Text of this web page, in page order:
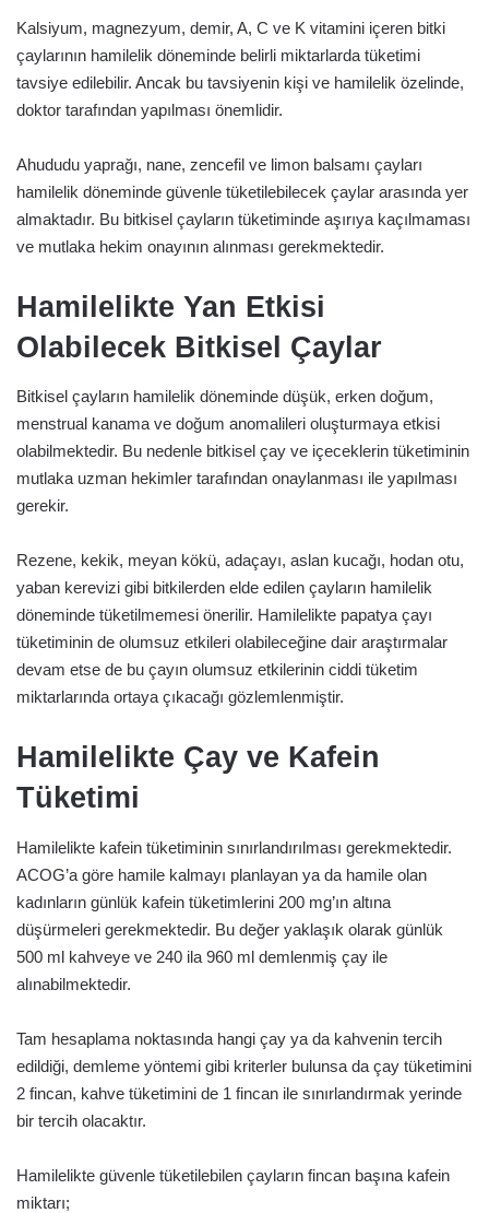
Kalsiyum, magnezyum, demir, A, C ve K vitamini içeren bitki
çaylarının hamilelik döneminde belirli miktarlarda tüketimi
tavsiye edilebilir. Ancak bu tavsiyenin kişi ve hamilelik özelinde,
doktor tarafından yapılması önemlidir.
Ahududu yaprağı, nane, zencefil ve limon balsamı çayları
hamilelik döneminde güvenle tüketilebilecek çaylar arasında yer
almaktadır. Bu bitkisel çayların tüketiminde aşırıya kaçılmaması
ve mutlaka hekim onayının alınması gerekmektedir.
Hamilelikte Yan Etkisi
Olabilecek Bitkisel Çaylar
Bitkisel çayların hamilelik döneminde düşük, erken doğum,
menstrual kanama ve doğum anomalileri oluşturmaya etkisi
olabilmektedir. Bu nedenle bitkisel çay ve içeceklerin tüketiminin
mutlaka uzman hekimler tarafından onaylanması ile yapılması
gerekir.
Rezene, kekik, meyan kökü, adaçayı, aslan kucağı, hodan otu,
yaban kerevizi gibi bitkilerden elde edilen çayların hamilelik
döneminde tüketilmemesi önerilir. Hamilelikte papatya çayı
tüketiminin de olumsuz etkileri olabileceğine dair araştırmalar
devam etse de bu çayın olumsuz etkilerinin ciddi tüketim
miktarlarında ortaya çıkacağı gözlemlenmiştir.
Hamilelikte Çay ve Kafein
Tüketimi
Hamilelikte kafein tüketiminin sınırlandırılması gerekmektedir.
ACOG’a göre hamile kalmayı planlayan ya da hamile olan
kadınların günlük kafein tüketimlerini 200 mg’ın altına
düşürmeleri gerekmektedir. Bu değer yaklaşık olarak günlük
500 ml kahveye ve 240 ila 960 ml demlenmiş çay ile
alınabilmektedir.
Tam hesaplama noktasında hangi çay ya da kahvenin tercih
edildiği, demleme yöntemi gibi kriterler bulunsa da çay tüketimini
2 fincan, kahve tüketimini de 1 fincan ile sınırlandırmak yerinde
bir tercih olacaktır.
Hamilelikte güvenle tüketilebilen çayların fincan başına kafein
miktarı;